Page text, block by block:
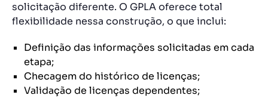
solicitação diferente. O GPLA oferece total
flexibilidade nessa construção, o que inclui:
Definição das informações solicitadas em cada
etapa;
Checagem do histórico de licenças;
Validação de licenças dependentes;